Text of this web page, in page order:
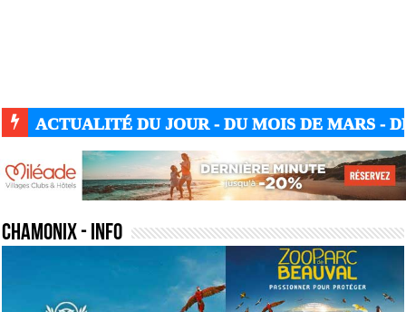
ACTUALITÉ GUERRE UKRAINE-RUSSIE
chamonix- Info